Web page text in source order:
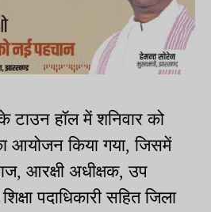
टाउन हॉल में शनिवार को
आयोजन किया गया, जिसमें
आरक्षी अधीक्षक, उप
पदाधिकारी सहित जिला